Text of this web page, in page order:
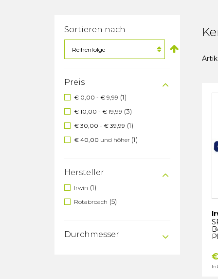
Sortieren nach
Preis
€ 0,00 - € 9,99 (1)
€ 10,00 - € 19,99 (3)
€ 30,00 - € 39,99 (1)
€ 40,00 und höher (1)
Hersteller
Irwin (1)
Rotabroach (5)
Durchmesser